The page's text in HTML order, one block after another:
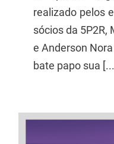
realizado pelos
sócios da 5P2R,
e Anderson
bate papo sua